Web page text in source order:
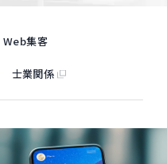
Web集客
士業関係